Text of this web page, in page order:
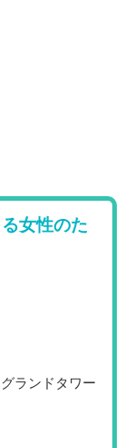
女性のた
ランドタワー